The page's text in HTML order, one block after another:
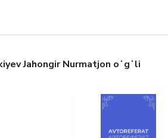
Jahongir Nurmatjon oʻgʻli